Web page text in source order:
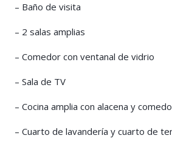
– Baño de visita
– 2 salas amplias
– Comedor con ventanal de vidrio
– Sala de TV
– Cocina amplia con alacena y
– Cuarto de lavandería y cuarto de